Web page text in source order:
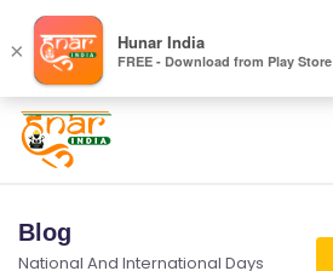
Blog
National And International Days
× Hunar India
FREE - Download from Play Store